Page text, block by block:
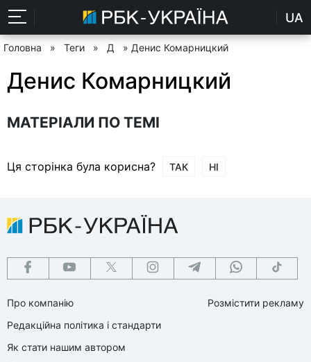
UA
Головна » Теги » Д » Денис Комарницкий
Денис Комарницкий
МАТЕРІАЛИ ПО ТЕМІ
Ця сторінка була корисна? ТАК НІ
Про компанію
Редакційна політика і стандарти
Як стати нашим автором
Розмістити рекламу